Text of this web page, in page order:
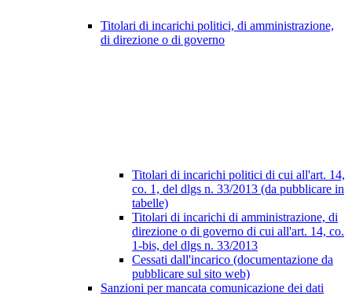
Titolari di incarichi politici, di amministrazione,
di direzione o di governo
Titolari di incarichi politici di cui all'art. 14,
co. 1, del dlgs n. 33/2013 (da pubblicare in
tabelle)
Titolari di incarichi di amministrazione, di
direzione o di governo di cui all'art. 14, co.
1-bis, del dlgs n. 33/2013
Cessati dall'incarico (documentazione da
pubblicare sul sito web)
Sanzioni per mancata comunicazione dei dati